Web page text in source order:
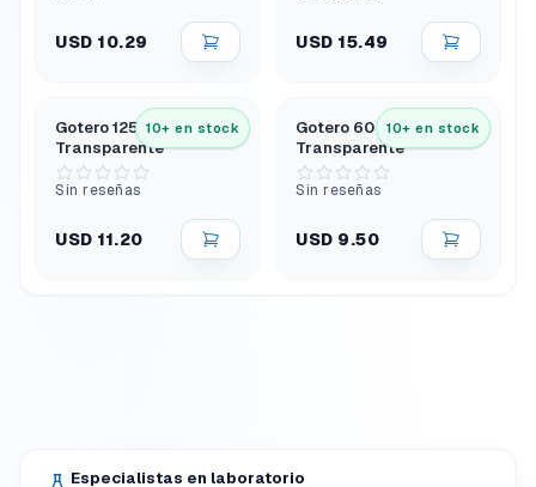
USD 10.29 USD 15.49
10+ en stock
Gotero 125 mL Vidrio
Transparente
Sin reseñas
USD 11.20
10+ en stock
Gotero 60 mL Vidrio
Transparente
Sin reseñas
USD 9.50
Especialistas en laboratorio